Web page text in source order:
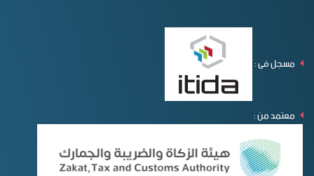
مسجل فى :
معتمد من :